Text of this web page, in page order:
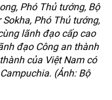
Phó Thủ tướng, Bộ
Phó Thủ tướng,
lãnh đạo cấp cao
đạo Công an thành
của Việt Nam có
(Ảnh: Bộ